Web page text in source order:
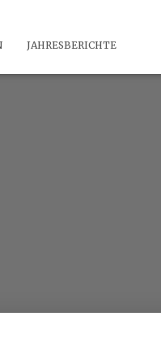
JAHRESBERICHTE